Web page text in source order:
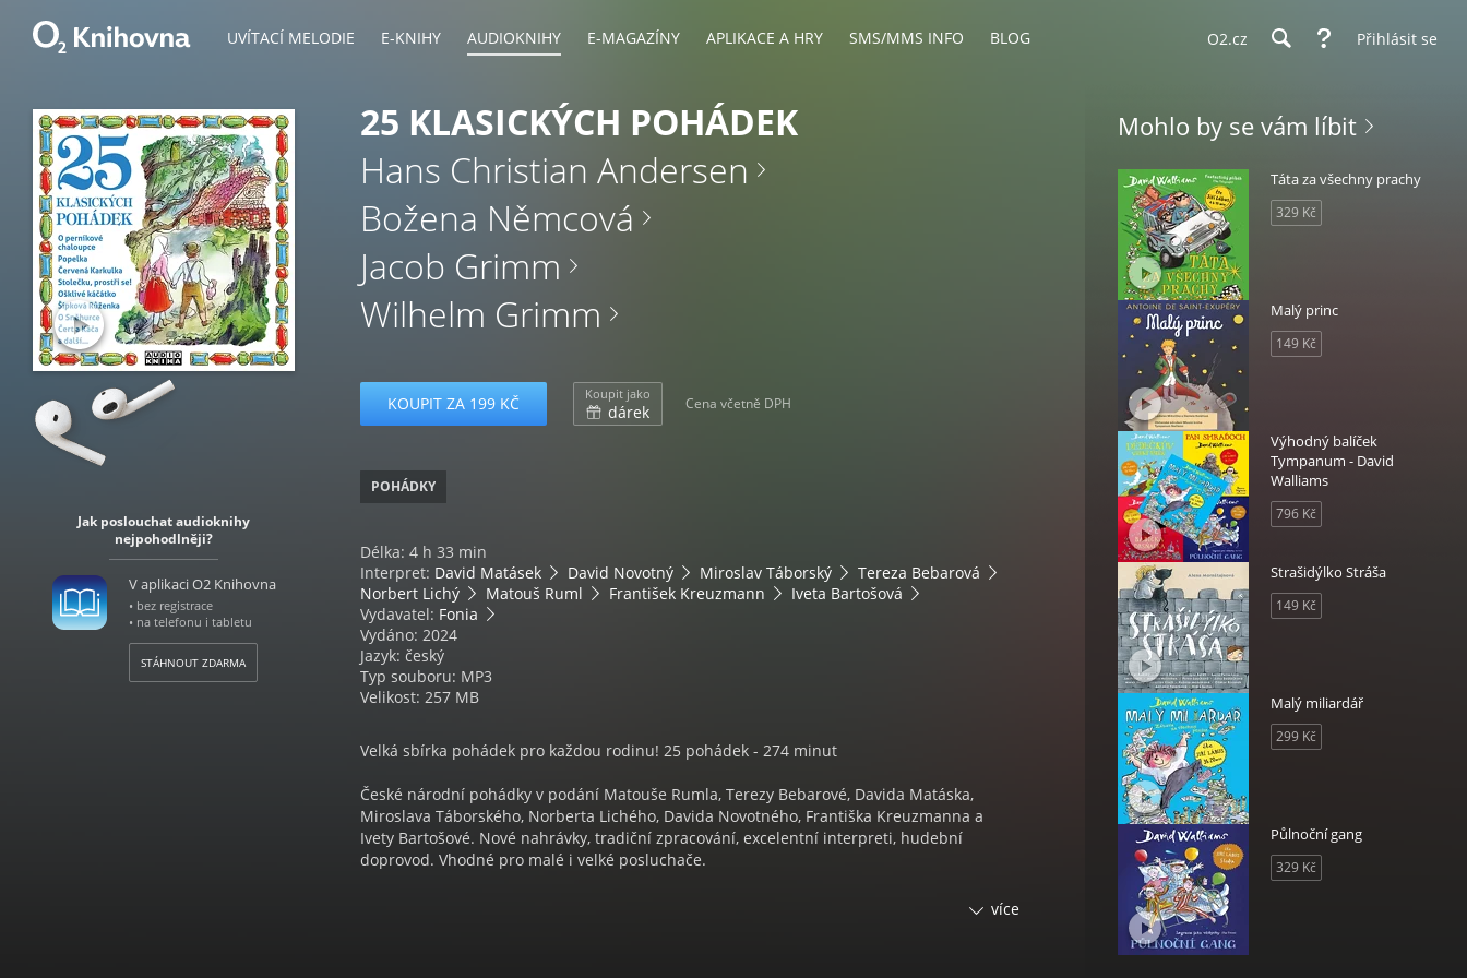
UVÍTACÍ MELODIE E-KNIHY AUDIOKNIHY E-MAGAZÍNY APLIKACE A HRY SMS/MMS INFO BLOG O2.cz Přihlásit se
Jak poslouchat audioknihy
nejpohodlněji?
V aplikaci O2 Knihovna
• bez registrace
• na telefonu i tabletu
STÁHNOUT ZDARMA
25 KLASICKÝCH POHÁDEK
Hans Christian Andersen
Božena Němcová
Jacob Grimm
Wilhelm Grimm
KOUPIT ZA 199 KČ Koupit jako
dárek Cena včetně DPH
POHÁDKY
Délka: 4 h 33 min
Interpret: David Matásek David Novotný Miroslav Táborský
Tereza Bebarová
Norbert Lichý
Matouš Ruml František Kreuzmann
Iveta Bartošová
Vydavatel: Fonia
Vydáno: 2024
Jazyk: český
Typ souboru: MP3
Velikost: 257 MB
Velká sbírka pohádek pro každou rodinu! 25 pohádek - 274 minut
České národní pohádky v podání Matouše Rumla, Terezy Bebarové, Davida Matáska,
Miroslava Táborského, Norberta Lichého, Davida Novotného, Františka Kreuzmanna a
Ivety Bartošové. Nové nahrávky, tradiční zpracování, excelentní interpreti, hudební
doprovod. Vhodné pro malé i velké posluchače.
více
Mohlo by se vám líbit
Táta za všechny prachy
329 Kč
Malý princ
149 Kč
Výhodný balíček
Tympanum - David
Walliams
796 Kč
Strašidýlko Stráša
149 Kč
Malý miliardář
299 Kč
Půlnoční gang
329 Kč